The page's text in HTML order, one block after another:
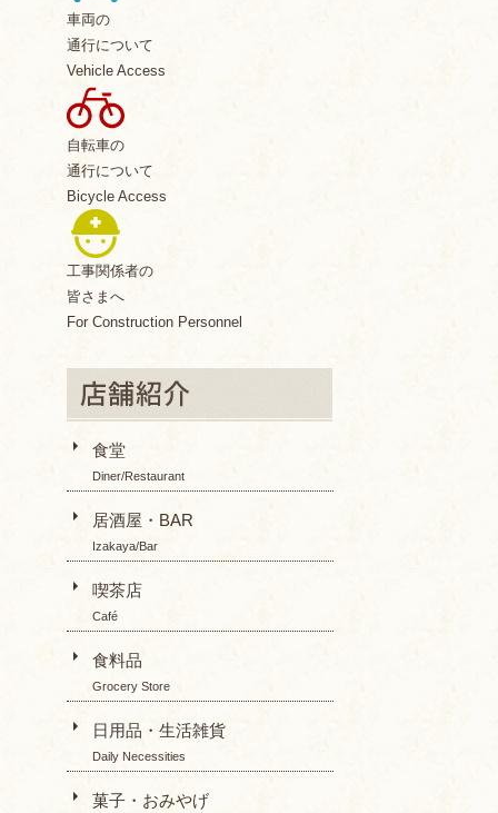
車両の
通行について
Vehicle Access
自転車の
通行について
Bicycle Access
工事関係者の
皆さまへ
For Construction Personnel
食堂
Diner/Restaurant
居酒屋・BAR
Izakaya/Bar
喫茶店
Café
食料品
Grocery Store
日用品・生活雑貨
Daily Necessities
菓子・おみやげ